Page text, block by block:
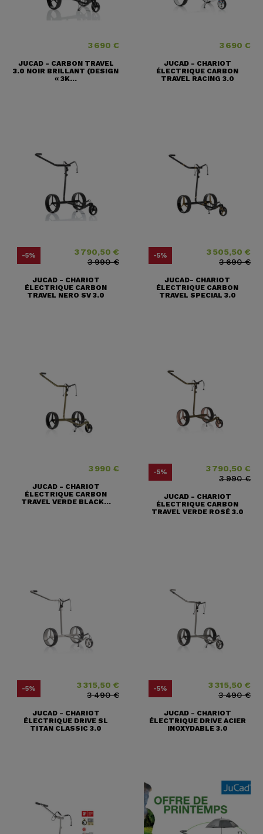
Prix
3 690 €
JUCAD - CARBON TRAVEL
3.0 NOIR BRILLANT (DESIGN
« 3K...
Prix
3 690 €
JUCAD - CHARIOT
ÉLECTRIQUE CARBON
TRAVEL RACING 3.0
-5% 3 790,50 €
Prix ​​habituel
3 990 €
JUCAD - CHARIOT
ÉLECTRIQUE CARBON
TRAVEL NERO SV 3.0
-5% 3 505,50 €
Prix ​​habituel
3 690 €
JUCAD- CHARIOT
ÉLECTRIQUE CARBON
TRAVEL SPECIAL 3.0
Prix
3 990 €
JUCAD - CHARIOT
ÉLECTRIQUE CARBON
TRAVEL VERDE BLACK...
-5% 3 790,50 €
Prix ​​habituel
3 990 €
JUCAD - CHARIOT
ÉLECTRIQUE CARBON
TRAVEL VERDE ROSÉ 3.0
-5% 3 315,50 €
Prix ​​habituel
3 490 €
JUCAD - CHARIOT
ÉLECTRIQUE DRIVE SL
TITAN CLASSIC 3.0
-5% 3 315,50 €
Prix ​​habituel
3 490 €
JUCAD - CHARIOT
ÉLECTRIQUE DRIVE ACIER
INOXYDABLE 3.0